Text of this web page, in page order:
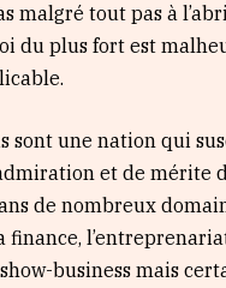
malgré tout pas à
du plus fort est
sont une nation qui
et de mérite
de nombreux
finance,
business mais